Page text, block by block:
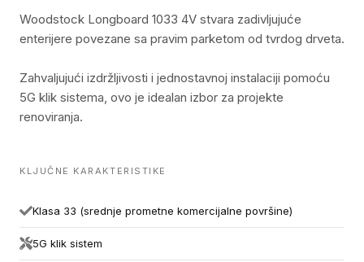
Woodstock Longboard 1033 4V stvara zadivljujuće
enterijere povezane sa pravim parketom od tvrdog drveta.
Zahvaljujući izdržljivosti i jednostavnoj instalaciji pomoću
5G klik sistema, ovo je idealan izbor za projekte
renoviranja.
KLJUČNE KARAKTERISTIKE
Klasa 33 (srednje prometne komercijalne površine)
5G klik sistem